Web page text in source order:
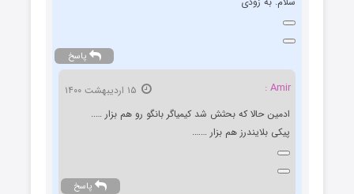
پاسخ
Amir :
ادمین حالا که بحثش شد کیمیاگر بانگو رو هم بزار …..
پیکی بلایندرز هم بزار …….
پاسخ